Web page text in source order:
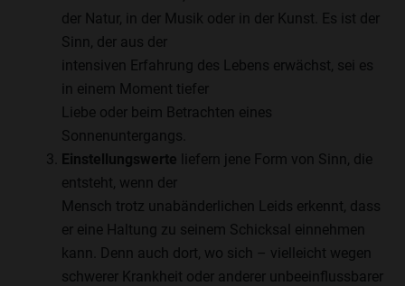
der Natur, in der Musik oder in der Kunst. Es ist der
Sinn, der aus der
intensiven Erfahrung des Lebens erwächst, sei es
in einem Moment tiefer
Liebe oder beim Betrachten eines
Sonnenuntergangs.
Einstellungswerte
liefern jene Form von Sinn, die
entsteht, wenn der
Mensch trotz unabänderlichen Leids erkennt, dass
er eine Haltung zu seinem Schicksal einnehmen
kann. Denn auch dort, wo sich – vielleicht wegen
schwerer Krankheit oder anderer unbeeinflussbarer